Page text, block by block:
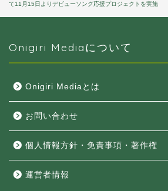
て11月15日よりデビューソング応援プロジェクトを実施
Onigiri Mediaについて
Onigiri Mediaとは
お問い合わせ
個人情報方針・免責事項・著作権
運営者情報